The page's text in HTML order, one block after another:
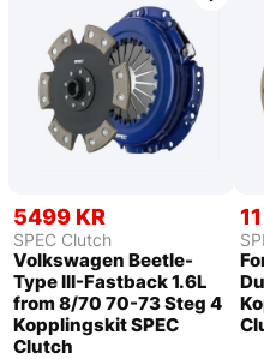
5499 KR
SPEC Clutch
Volkswagen Beetle-
Type III-Fastback 1.6L
from 8/70 70-73 Steg 4
Kopplingskit SPEC
Clutch